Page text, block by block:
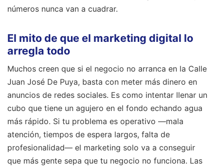
números nunca van a cuadrar.
El mito de que el marketing digital lo
arregla todo
Muchos creen que si el negocio no arranca en la Calle
Juan José De Puya, basta con meter más dinero en
anuncios de redes sociales. Es como intentar llenar un
cubo que tiene un agujero en el fondo echando agua
más rápido. Si tu problema es operativo —mala
atención, tiempos de espera largos, falta de
profesionalidad— el marketing solo va a conseguir
que más gente sepa que tu negocio no funciona. Las